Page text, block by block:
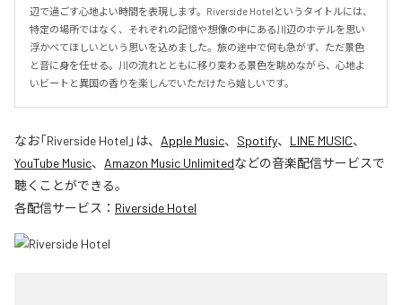
辺で過ごす心地よい時間を表現します。Riverside Hotelというタイトルには、
特定の場所ではなく、それぞれの記憶や想像の中にある川辺のホテルを思い
浮かべてほしいという思いを込めました。旅の途中で何も急がず、ただ景色
と音に身を任せる。川の流れとともに移り変わる景色を眺めながら、心地よ
いビートと異国の香りを楽しんでいただけたら嬉しいです。
なお「Riverside Hotel 」は、 Apple Music、 Spotify、 LINE MUSIC、
YouTube Music、 Amazon Music Unlimitedなどの音楽配信サービスで
聴くことができる。
各配信サービス： Riverside Hotel